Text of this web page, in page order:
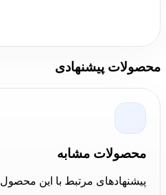
محصولات پیشنهادی
محصولات مشابه
پیشنهادهای مرتبط با این محصول